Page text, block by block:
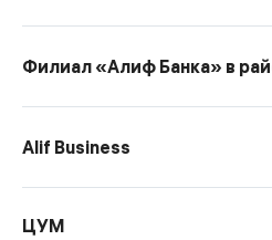
Филиал «Алиф Банка» в
Alif Business
ЦУМ